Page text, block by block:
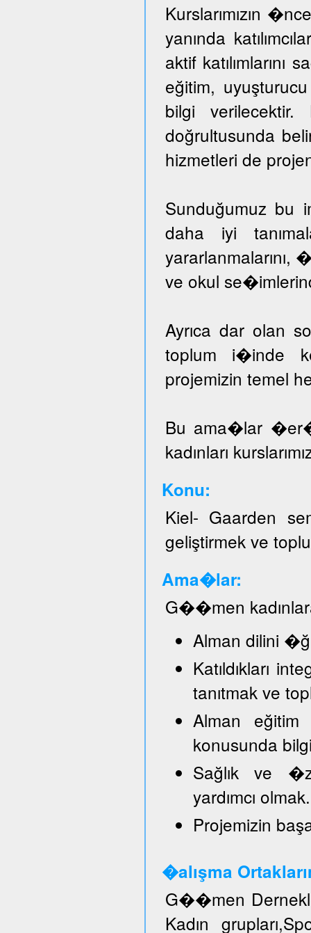
Kurslarımızın
yanında
aktif
eğitim,
bilgi verilecektir.
doğrultusunda
hizmetleri de
Sunduğumuz bu
daha iyi
yararlanmalarını,
ve okul
Ayrıca dar olan
toplum i�inde
projemizin temel
Bu ama�lar
kadınları
Konu:
Kiel- Gaarden
geliştirmek ve
Ama�lar:
G��men
Alman dilini
Katıldıkları
tanıtmak ve
Alman
konusunda
Sağlık ve
yardımcı olmak.
Projemizin
�alışma
G��men
Kadın